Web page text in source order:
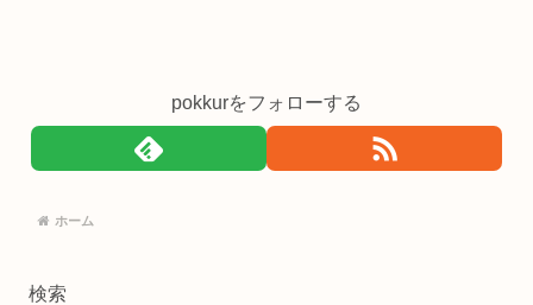
pokkurをフォローする
ホーム
検索